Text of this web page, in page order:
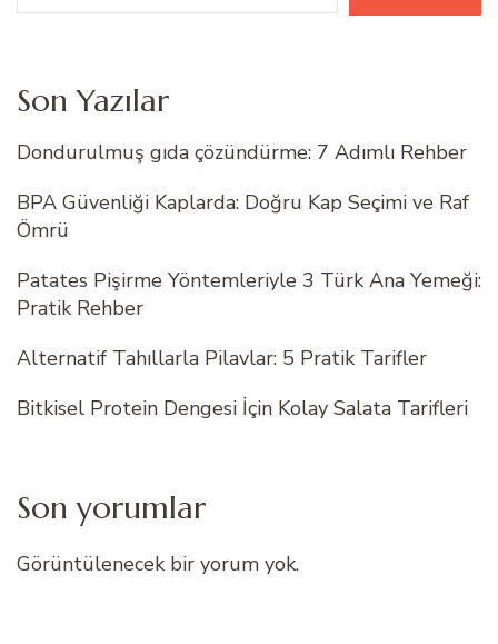
Son Yazılar
Dondurulmuş gıda çözündürme: 7 Adımlı Rehber
BPA Güvenliği Kaplarda: Doğru Kap Seçimi ve Raf
Ömrü
Patates Pişirme Yöntemleriyle 3 Türk Ana Yemeği:
Pratik Rehber
Alternatif Tahıllarla Pilavlar: 5 Pratik Tarifler
Bitkisel Protein Dengesi İçin Kolay Salata Tarifleri
Son yorumlar
Görüntülenecek bir yorum yok.